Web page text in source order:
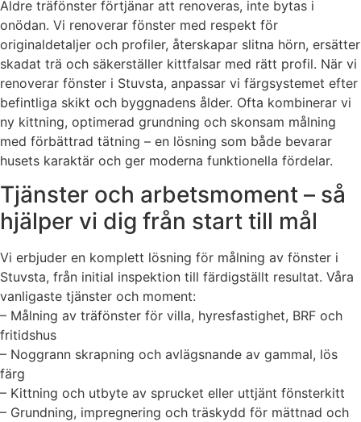
Äldre träfönster förtjänar att renoveras, inte bytas i
onödan. Vi renoverar fönster med respekt för
originaldetaljer och profiler, återskapar slitna hörn, ersätter
skadat trä och säkerställer kittfalsar med rätt profil. När vi
renoverar fönster i Stuvsta, anpassar vi färgsystemet efter
befintliga skikt och byggnadens ålder. Ofta kombinerar vi
ny kittning, optimerad grundning och skonsam målning
med förbättrad tätning – en lösning som både bevarar
husets karaktär och ger moderna funktionella fördelar.
Tjänster och arbetsmoment – så
hjälper vi dig från start till mål
Vi erbjuder en komplett lösning för målning av fönster i
Stuvsta, från initial inspektion till färdigställt resultat. Våra
vanligaste tjänster och moment:
– Målning av träfönster för villa, hyresfastighet, BRF och
fritidshus
– Noggrann skrapning och avlägsnande av gammal, lös
färg
– Kittning och utbyte av sprucket eller uttjänt fönsterkitt
– Grundning, impregnering och träskydd för mättnad och